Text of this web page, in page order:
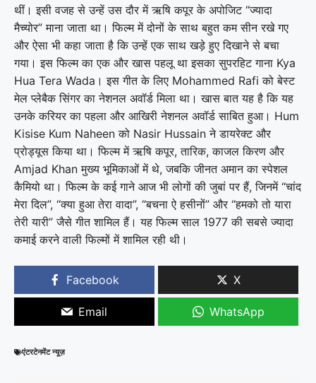
थीं। इसी वजह से उन्हें उस दौर में ऋषि कपूर के अपोजिट “ज्यादा
मैच्योर” माना जाता था। फिल्म में दोनों के साथ बहुत कम सीन रखे गए
और ऐसा भी कहा जाता है कि उन्हें एक साथ खड़े हुए दिखाने से बचा
गया। इस फिल्म का एक और खास पहलू था इसका सुपरहिट गाना Kya
Hua Tera Wada। इस गीत के लिए Mohammed Rafi को बेस्ट
मेल प्लेबैक सिंगर का नेशनल अवॉर्ड मिला था। खास बात यह है कि यह
उनके करियर का पहला और आखिरी नेशनल अवॉर्ड साबित हुआ। Hum
Kisise Kum Naheen को Nasir Hussain ने डायरेक्ट और
प्रोड्यूस किया था। फिल्म में ऋषि कपूर, तारिक, काजल किरण और
Amjad Khan मुख्य भूमिकाओं में थे, जबकि जीनत अमान का स्पेशल
कैमियो था। फिल्म के कई गाने आज भी लोगों की जुबां पर हैं, जिनमें “चांद
मेरा दिल”, “क्या हुआ तेरा वादा”, “बचना ऐ हसीनों” और “हमको तो यारा
तेरी यारी” जैसे गीत शामिल हैं। यह फिल्म साल 1977 की सबसे ज्यादा
कमाई करने वाली फिल्मों में शामिल रही थी।
Facebook X
Email WhatsApp
एंटरटेनमेंट न्यूज़